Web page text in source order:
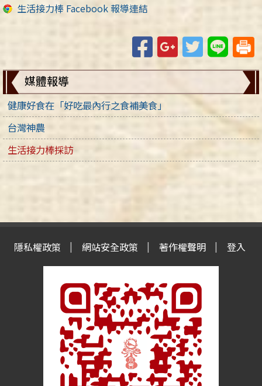
媒體報導
健康好食在「好吃最內行之食補美食」
台灣神農
生活接力棒採訪
生活接力棒 Facebook 報導連結
FacebookGoogle+TwitterLine
隱私權政策 網站安全政策 著作權聲明 登入